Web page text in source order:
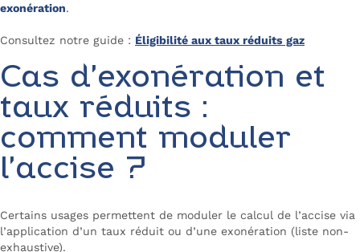
exonération.
Consultez notre guide : Éligibilité aux taux réduits gaz
Cas d’exonération et
taux réduits :
comment moduler
l’accise ?
Certains usages permettent de moduler le calcul de l’accise via
l’application d’un taux réduit ou d’une exonération (liste non-
exhaustive).